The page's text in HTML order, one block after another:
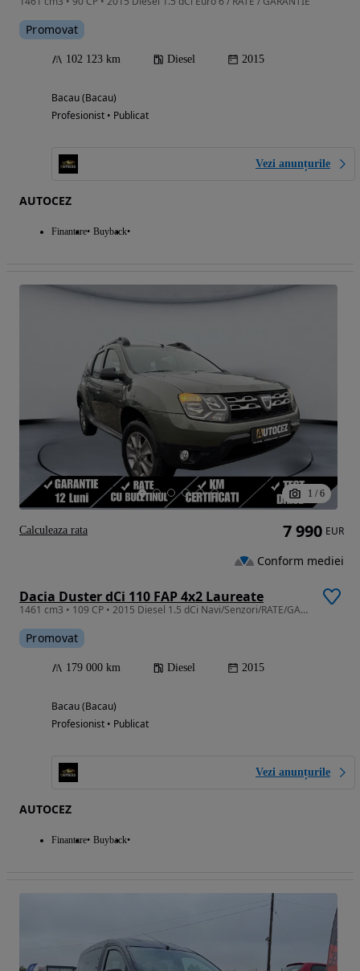
Promovat
102 123 km Diesel 2015
Bacau (Bacau)
Profesionist • Publicat
Vezi anunțurile
AUTOCEZ
Finantare Buyback
1 / 6
Dacia Duster dCi 110 FAP 4x2 Laureate
1461 cm3 • 109 CP • 2015 Diesel 1.5 dCi Navi/Senzori/RATE/GARANTIE
Promovat
179 000 km Diesel 2015
Bacau (Bacau)
Profesionist • Publicat
Vezi anunțurile
AUTOCEZ
Finantare Buyback
7 990 EUR
Conform mediei
Calculeaza rata